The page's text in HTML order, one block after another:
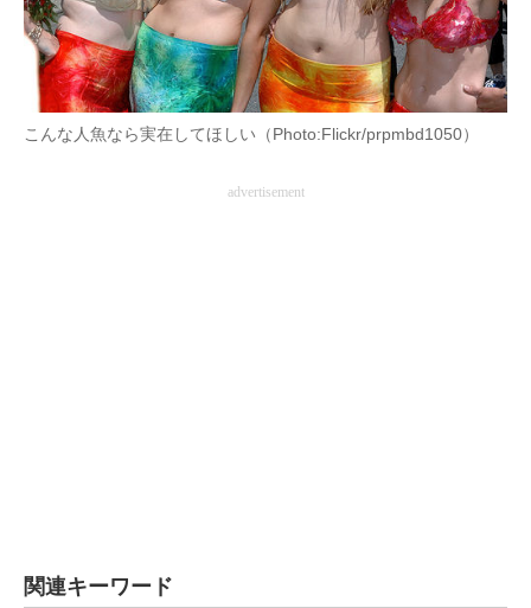
こんな人魚なら実在してほしい（Photo:Flickr/prpmbd1050）
advertisement
関連キーワード